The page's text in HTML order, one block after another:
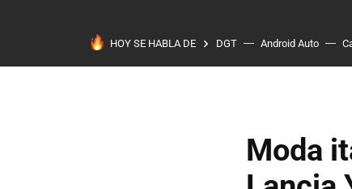
HOY SE HABLA DE DGT Android Auto
Moda